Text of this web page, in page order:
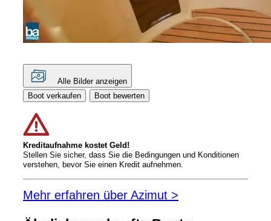
Alle Bilder anzeigen
Boot verkaufen
Boot bewerten
Kreditaufnahme kostet Geld!
Stellen Sie sicher, dass Sie die Bedingungen und Konditionen
verstehen, bevor Sie einen Kredit aufnehmen.
Mehr erfahren über Azimut >